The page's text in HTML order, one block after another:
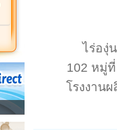
ไร่องุ่
102 หมู่
โรงงาน